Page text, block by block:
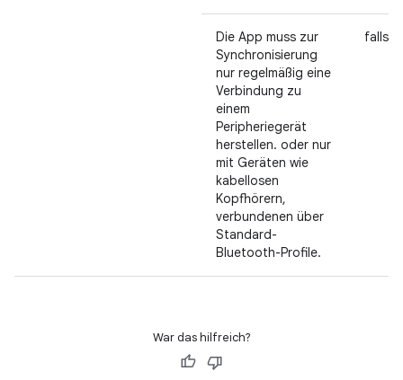
Die App muss zur
Synchronisierung
nur regelmäßig eine
Verbindung zu
einem
Peripheriegerät
herstellen. oder nur
mit Geräten wie
kabellosen
Kopfhörern,
verbundenen über
Standard-
Bluetooth-Profile.
falls
War das hilfreich?